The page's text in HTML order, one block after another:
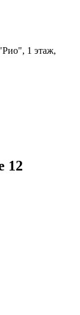
1 этаж,
12